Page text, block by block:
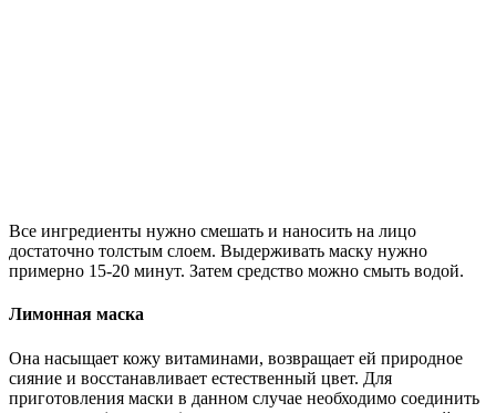
Все ингредиенты нужно смешать и наносить на лицо
достаточно толстым слоем. Выдерживать маску нужно
примерно 15-20 минут. Затем средство можно смыть водой.
Лимонная маска
Она насыщает кожу витаминами, возвращает ей природное
сияние и восстанавливает естественный цвет. Для
приготовления маски в данном случае необходимо соединить